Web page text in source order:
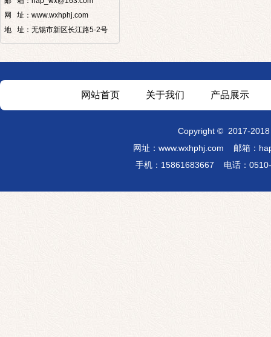
网 址：www.wxhphj.com
地 址：无锡市新区长江路5-2号
网站首页 关于我们 产品展示
Copyright© 2017-
网址： www.wxhphj.com 邮箱：
手机：15861683667 电话：